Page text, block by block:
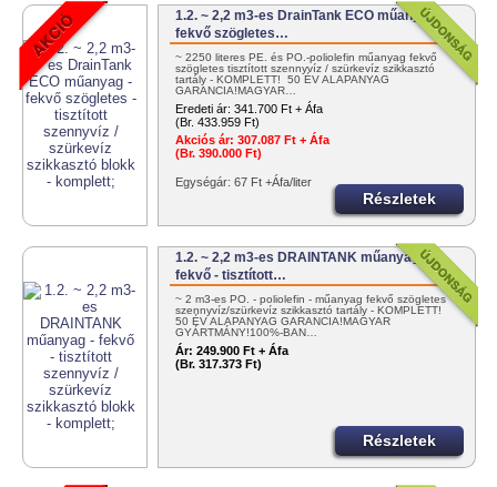
1.2. ~ 2,2 m3-es DrainTank ECO műanyag -
fekvő szögletes…
~ 2250 literes PE. és PO.-poliolefin műanyag fekvő
szögletes tisztított szennyvíz / szürkevíz szikkasztó
tartály - KOMPLETT! 50 ÉV ALAPANYAG
GARANCIA!MAGYAR…
Eredeti ár: 341.700 Ft + Áfa
(Br. 433.959 Ft)
Akciós ár: 307.087 Ft + Áfa
(Br. 390.000 Ft)
Egységár: 67 Ft +Áfa/liter
Részletek
1.2. ~ 2,2 m3-es DRAINTANK műanyag -
fekvő - tisztított…
~ 2 m3-es PO. - poliolefin - műanyag fekvő szögletes
szennyvíz/szürkevíz szikkasztó tartály - KOMPLETT!
50 ÉV ALAPANYAG GARANCIA!MAGYAR
GYÁRTMÁNY!100%-BAN…
Ár: 249.900 Ft + Áfa
(Br. 317.373 Ft)
Részletek